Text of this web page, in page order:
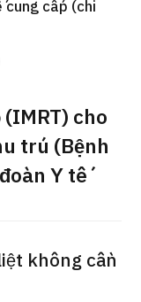
quốc tế（Bệnh
cấp (chi
cho
trú (Bệnh
Y tế
không cần